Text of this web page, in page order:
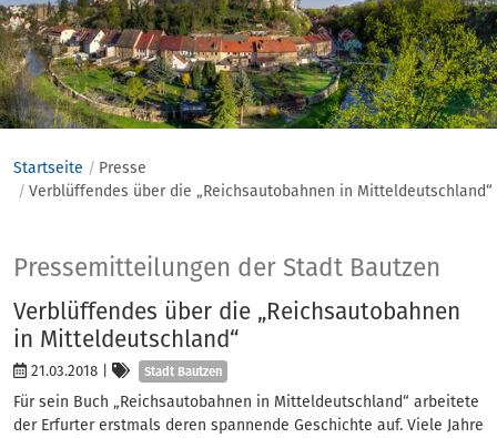
anspringen
Startseite
Presse
Verblüffendes über die „Reichsautobahnen in Mitteldeutschland“
Presse
Pressemitteilungen der Stadt Bautzen
Verblüffendes über die „Reichsautobahnen
in Mitteldeutschland“
21.03.2018 Kategorien
Stadt Bautzen
Für sein Buch „Reichsautobahnen in Mitteldeutschland“ arbeitete
der Erfurter erstmals deren spannende Geschichte auf. Viele Jahre